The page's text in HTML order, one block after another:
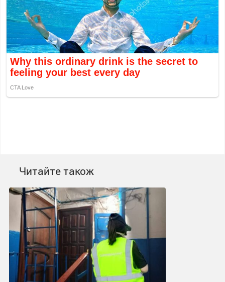
Читайте також